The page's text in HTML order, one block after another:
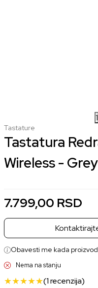
1
Tastature
Tastatura
Wireless -
7.799,00 RSD
Obavesti me kada
Nema na stanju
(1recenzija)